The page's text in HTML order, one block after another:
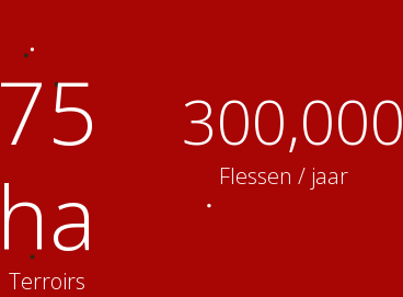
75
ha
Terroirs
300,000
Flessen / jaar